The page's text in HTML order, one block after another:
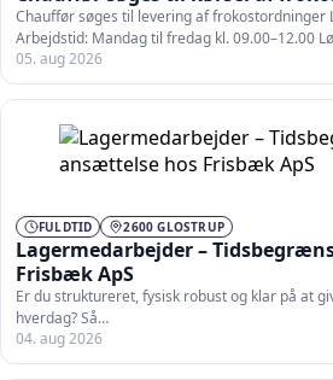
Chauffør søges til levering af frokostordninger
Arbejdstid: Mandag til fredag kl. 09.00–12.00
05. aug 2026
FULDTID 2600 GLOSTRUP
Lagermedarbejder –
Frisbæk ApS
Er du struktureret, fysisk robust og klar på at
hverdag? Så…
04. aug 2026